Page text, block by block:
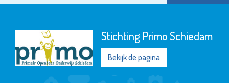
Stichting Primo Schiedam
Bekijk de pagina